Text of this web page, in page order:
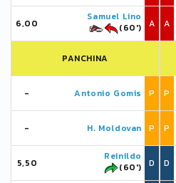
6,00
Samuel Lino
(60')
A
PANCHINA
- Antonio Gomis P
- H. Moldovan P
5,50
Reinildo
(60')
D
A
P
P
D